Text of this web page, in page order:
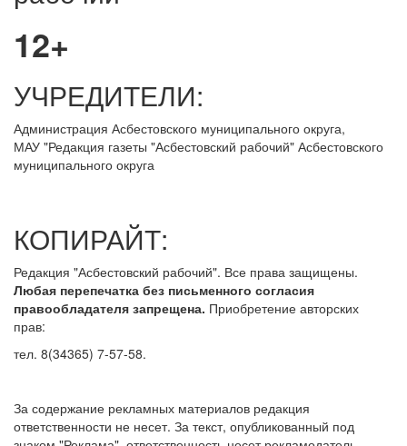
12+
УЧРЕДИТЕЛИ:
Администрация Асбестовского муниципального округа,
МАУ"Редакция газеты "Асбестовский рабочий" Асбестовского
муниципального округа
КОПИРАЙТ:
Редакция "Асбестовский рабочий". Все права защищены.
Любая перепечатка без письменного согласия
правообладателя запрещена. Приобретение авторских
прав:
тел. 8(34365) 7-57-58.
За содержание рекламных материалов редакция
ответственности не несет. За текст, опубликованный под